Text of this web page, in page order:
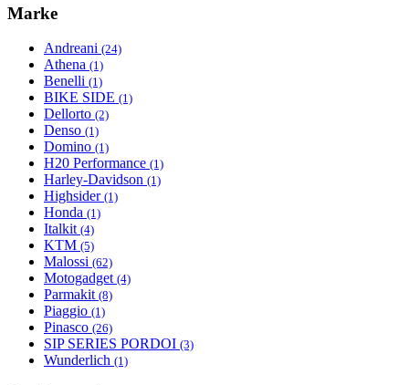
Marke
Andreani (24)
Athena (1)
Benelli (1)
BIKE SIDE (1)
Dellorto (2)
Denso (1)
Domino (1)
H20 Performance (1)
Harley-Davidson (1)
Highsider (1)
Honda (1)
Italkit (4)
KTM (5)
Malossi (62)
Motogadget (4)
Parmakit (8)
Piaggio (1)
Pinasco (26)
SIP SERIES PORDOI (3)
Wunderlich (1)